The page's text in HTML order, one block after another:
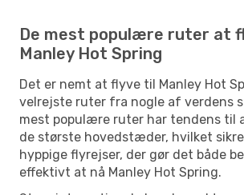
De mest populære ruter at
Manley Hot Spring
Det er nemt at flyve til Manley Hot
velrejste ruter fra nogle af verdens
mest populære ruter har tendens til
de største hovedstæder, hvilket
hyppige flyrejser, der gør det både
effektivt at nå Manley Hot Spring.